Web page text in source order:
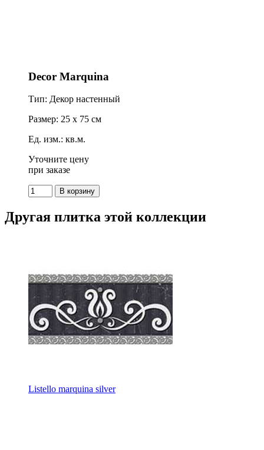
Decor Marquina
Тип: Декор настенный
Размер: 25 x 75 см
Ед. изм.: кв.м.
Уточните цену
при заказе
Другая плитка этой коллекции
Listello marquina silver